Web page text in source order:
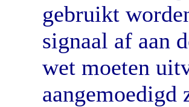
gebruikt
signaal af aan
wet moeten
aangemoedigd